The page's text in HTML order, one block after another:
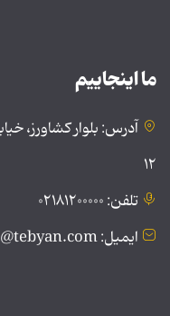
ما اینجاییم
آدرس: بلوار کشاورز،
۱۲
تلفن: ۰۲۱۸۱۲۰۰۰۰۰
ایمیل: public@tebyan.com